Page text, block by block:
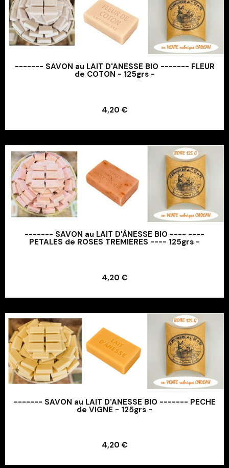
------- SAVON au LAIT D'ANESSE BIO ------- FLEUR
de COTON - 125grs -
4,20 €
Ajouter au panier
------- SAVON au LAIT D'ÂNESSE BIO ---- ----
PETALES de ROSES TREMIERES ---- 125grs -
4,20 €
Ajouter au panier
------- SAVON au LAIT D'ANESSE BIO ------- PECHE
de VIGNE - 125grs -
4,20 €
Ajouter au panier